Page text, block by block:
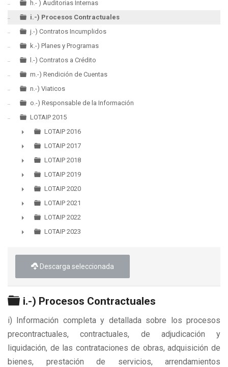
h.- ) Auditorias Internas
i.-) Procesos Contractuales
j.-) Contratos Incumplidos
k.-) Planes y Programas
l.-) Contratos a Crédito
m.-) Rendición de Cuentas
n.-) Viaticos
o.-) Responsable de la Información
LOTAIP 2015
►
LOTAIP 2016
►
LOTAIP 2017
►
LOTAIP 2018
►
LOTAIP 2019
►
LOTAIP 2020
►
LOTAIP 2021
►
LOTAIP 2022
LOTAIP 2023
Descarga seleccionada
Carpeta
i.-) Procesos Contractuales
i) Información completa y detallada sobre los procesos
precontractuales, contractuales, de adjudicación y
liquidación, de las contrataciones de obras, adquisición de
bienes, prestación de servicios, arrendamientos